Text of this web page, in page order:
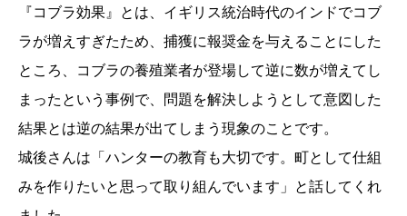
『コブラ効果』とは、イギリス統治時代のインドでコブ
ラが増えすぎたため、捕獲に報奨金を与えることにした
ところ、コブラの養殖業者が登場して逆に数が増えてし
まったという事例で、問題を解決しようとして意図した
結果とは逆の結果が出てしまう現象のことです。
城後さんは「ハンターの教育も大切です。町として仕組
みを作りたいと思って取り組んでいます」と話してくれ